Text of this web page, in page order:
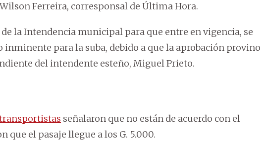
Ferreira, corresponsal de Última Hora.
la Intendencia municipal para que entre en vigencia, se
inminente para la suba, debido a que la aprobación provino
del intendente esteño, Miguel Prieto.
señalaron que no están de acuerdo con el
que el pasaje llegue a los G. 5.000.